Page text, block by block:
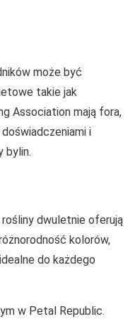
może być
takie jak
Association mają fora,
i
bylin.
dwuletnie oferują
kolorów,
do każdego
w Petal Republic.